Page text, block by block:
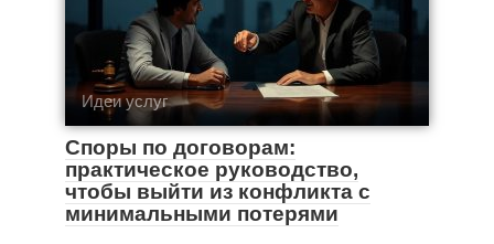
Идеи услуг
Споры по договорам:
практическое руководство,
чтобы выйти из конфликта с
минимальными потерями